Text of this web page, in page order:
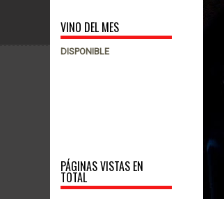
VINO DEL MES
DISPONIBLE
PÁGINAS VISTAS EN
TOTAL